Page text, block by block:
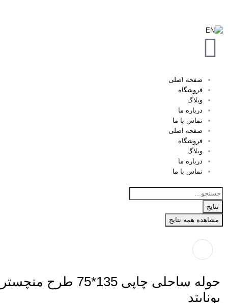
صفحه اصلی
فروشگاه
وبلاگ
درباره ما
تماس با ما
صفحه اصلی
فروشگاه
وبلاگ
درباره ما
تماس با ما
نتایج
مشاهده همه نتایج
حوله ساحلی چاپی 135*75 طرح منچستر
یونایتد